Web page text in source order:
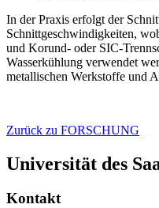
In der Praxis erfolgt der
Schnittgeschwindigkeiten,
und Korund- oder SIC-
Wasserkühlung verwendet
metallischen Werkstoffe und
Zurück zu FORSCHUNG
Universität des
Kontakt